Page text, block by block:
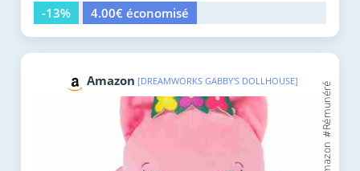
-13%
4.00€ économisé
Amazon [DREAMWORKS GABBY'S DOLLHOUSE]